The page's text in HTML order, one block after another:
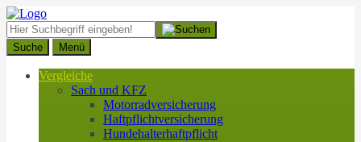
Suche Menü
Vergleiche
Sach und KFZ
Motorradversicherung
Haftpflichtversicherung
Hundehalterhaftpflicht